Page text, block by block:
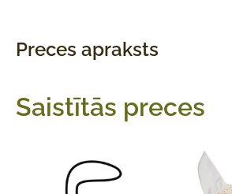
Preces apraksts
Saistītās preces